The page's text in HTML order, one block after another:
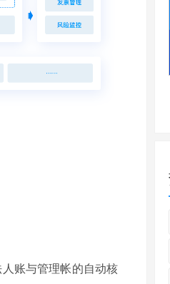
账与管理帐的自动核